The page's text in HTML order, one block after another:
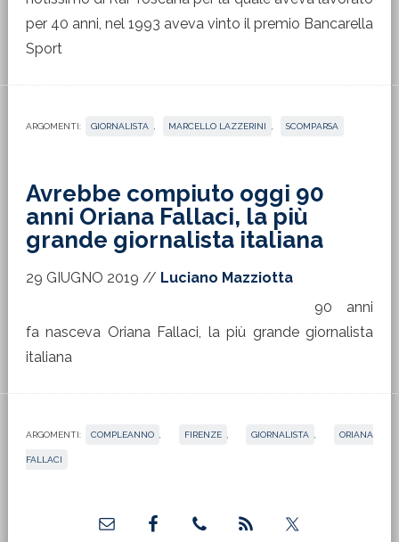
per 40 anni, nel 1993 aveva vinto il premio Bancarella
Sport
ARGOMENTI: GIORNALISTA MARCELLO LAZZERINI SCOMPARSA
Avrebbe compiuto oggi 90
anni Oriana Fallaci, la più
grande giornalista italiana
29 GIUGNO 2019 // Luciano Mazziotta
90 anni
fa nasceva Oriana Fallaci, la più grande giornalista
italiana
ARGOMENTI: COMPLEANNO FIRENZE GIORNALISTA ORIANA
FALLACI